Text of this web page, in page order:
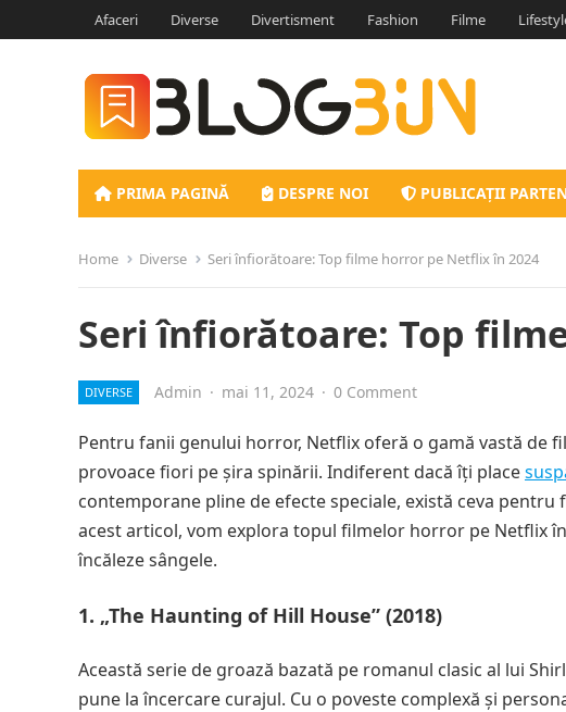
Afaceri Diverse Divertisment Fashion Filme
PRIMA PAGINĂ DESPRE NOI PUBLICAȚII
Home Diverse Seri înfiorătoare: Top filme horror pe Netflix în 2024
Seri înfiorătoare: Top
DIVERSE Admin · mai 11, 2024 · 0 Comment
Pentru fanii genului horror, Netflix oferă o gamă vastă de
provoace fiori pe șira spinării. Indiferent dacă îți place
contemporane pline de efecte speciale, există ceva
acest articol, vom explora topul filmelor horror pe Netflix
încăleze sângele.
1. „The Haunting of Hill House” (2018)
Această serie de groază bazată pe romanul clasic al lui
pune la încercare curajul. Cu o poveste complexă și